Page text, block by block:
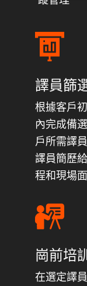
譯員篩
根據客戶
內完成備
戶所需譯
譯員簡歷
程和現場
崗前培
在選定譯